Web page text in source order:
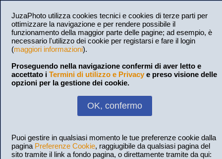
JuzaPhoto utilizza cookies tecnici e cookies di terze parti per
ottimizzare la navigazione e per rendere possibile il
funzionamento della maggior parte delle pagine; ad esempio, è
necessario l'utilizzo dei cookie per registarsi e fare il login
(maggiori informazioni).
Proseguendo nella navigazione confermi di aver letto e
accettato i Termini di utilizzo e Privacy e preso visione delle
opzioni per la gestione dei cookie.
OK, confermo
Puoi gestire in qualsiasi momento le tue preferenze cookie dalla
pagina Preferenze Cookie, raggiugibile da qualsiasi pagina del
sito tramite il link a fondo pagina, o direttamente tramite da qui: